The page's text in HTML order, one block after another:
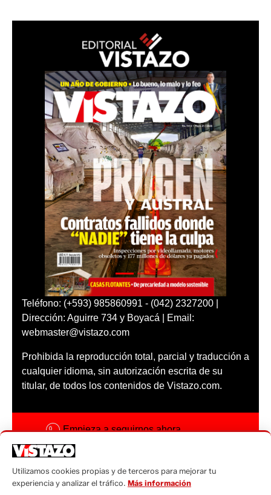
Teléfono: (+593) 985860991 - (042) 2327200 |
Dirección: Aguirre 734 y Boyacá | Email:
webmaster@vistazo.com
Prohibida la reproducción total, parcial y traducción a
cualquier idioma, sin autorización escrita de su
titular, de todos los contenidos de Vistazo.com.
Empieza a seguirnos ahora
Código ética
Utilizamos cookies propias y de terceros para mejorar tu
experiencia y analizar el tráfico. Más información